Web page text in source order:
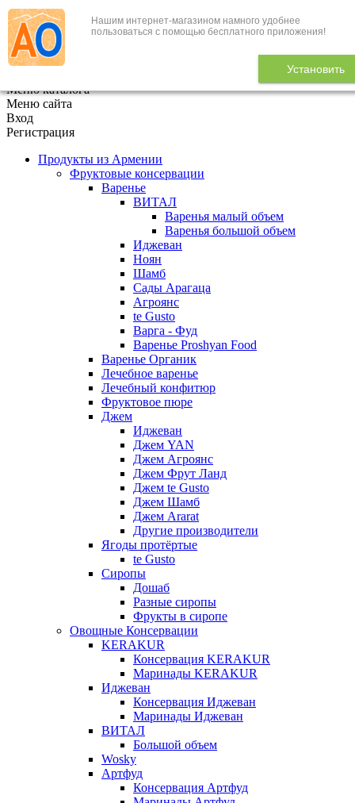
Нашим интернет-магазином намного удобнее
пользоваться с помощью бесплатного приложения!
Установить
+7 (495) 646-888-1
В корзине 0
Меню каталога
Меню сайта
Вход
Регистрация
Продукты из Армении
Фруктовые консервации
Варенье
ВИТАЛ
Варенья малый объем
Варенья большой объем
Иджеван
Ноян
Шамб
Сады Арагаца
Агроянс
te Gusto
Варга - Фуд
Варенье Proshyan Food
Варенье Органик
Лечебное варенье
Лечебный конфитюр
Фруктовое пюре
Джем
Иджеван
Джем YAN
Джем Агроянс
Джем Фрут Ланд
Джем te Gusto
Джем Шамб
Джем Ararat
Другие производители
Ягоды протёртые
te Gusto
Сиропы
Дошаб
Разные сиропы
Фрукты в сиропе
Овощные Консервации
KERAKUR
Консервация KERAKUR
Маринады KERAKUR
Иджеван
Консервация Иджеван
Маринады Иджеван
ВИТАЛ
Большой объем
Wosky
Артфуд
Консервация Артфуд